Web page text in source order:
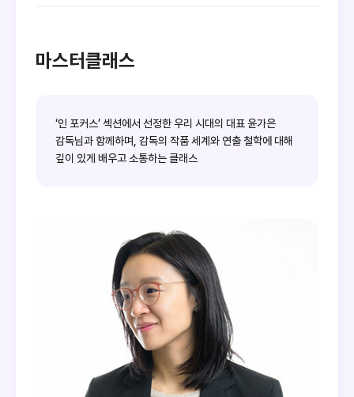
마스터클래스
‘인 포커스’ 섹션에서 선정한 우리 시대의 대표 윤가은
감독님과 함께하며, 감독의 작품 세계와 연출 철학에 대해
깊이 있게 배우고 소통하는 클래스